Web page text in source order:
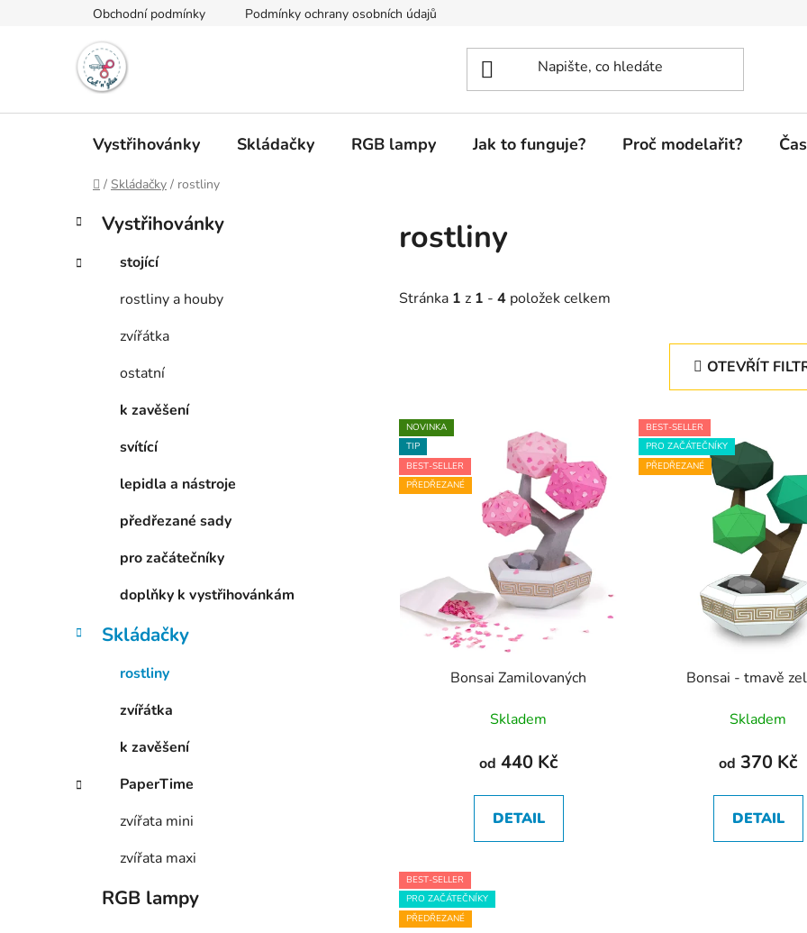
Obchodní podmínky Podmínky ochrany osobních údajů
Vystřihovánky Skládačky RGB lampy Jak to funguje? Proč modelařit?
Domů
/ Skládačky / rostliny
P
s
Přeskočit
kategorie
K
a
e
Vystřihovánky
stojící
rostliny a houby
zvířátka
ostatní
k zavěšení
svítící
lepidla a nástroje
předřezané sady
pro začátečníky
doplňky k vystřihovánkám
Skládačky
rostliny
zvířátka
k zavěšení
PaperTime
zvířata mini
zvířata maxi
RGB lampy
rostliny
Stránka 1 z 1 - 4 položek celkem
OTEVŘÍT
V
ý
p
i
o
d
NOVINKA
TIP
BEST-SELLER
PŘEDŘEZANÉ
Bonsai Zamilovaných
Skladem
od 440 Kč
DETAIL
BEST-SELLER
PRO ZAČÁTEČNÍKY
PŘEDŘEZANÉ
Bonsai - tmavě
Skladem
od 370 Kč
DETAIL
BEST-SELLER
PRO ZAČÁTEČNÍKY
PŘEDŘEZANÉ